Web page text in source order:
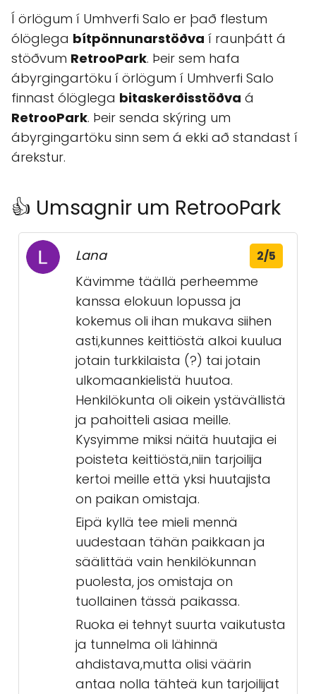
Í örlögum í Umhverfi Salo er það flestum
ólöglega bítpönnunarstöðva í raunþátt á
stöðvum RetrooPark. Þeir sem hafa
ábyrgingartöku í örlögum í Umhverfi Salo
finnast ólöglega bitaskerðisstöðva á
RetrooPark. Þeir senda skýring um
ábyrgingartöku sinn sem á ekki að standast í
árekstur.
👍 Umsagnir um RetrooPark
Lana 2/5
Kävimme täällä perheemme
kanssa elokuun lopussa ja
kokemus oli ihan mukava siihen
asti,kunnes keittiöstä alkoi kuulua
jotain turkkilaista (?) tai jotain
ulkomaankielistä huutoa.
Henkilökunta oli oikein ystävällistä
ja pahoitteli asiaa meille.
Kysyimme miksi näitä huutajia ei
poisteta keittiöstä,niin tarjoilija
kertoi meille että yksi huutajista
on paikan omistaja.
Eipä kyllä tee mieli mennä
uudestaan tähän paikkaan ja
säälittää vain henkilökunnan
puolesta, jos omistaja on
tuollainen tässä paikassa.
Ruoka ei tehnyt suurta vaikutusta
ja tunnelma oli lähinnä
ahdistava,mutta olisi väärin
antaa nolla tähteä kun tarjoilijat